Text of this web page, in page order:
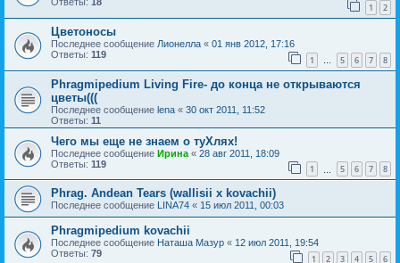
1 2
Цветоносы
Последнее сообщение Лионелла « 01 янв 2012, 17:16
Ответы: 119 1 … 5 6 7 8
Phragmipedium Living Fire- до конца не открываются
цветы(((
Последнее сообщение lena « 30 окт 2011, 11:52
Ответы: 11
Чего мы еще не знаем о туХлях!
Последнее сообщение Ирина « 28 авг 2011, 18:09
Ответы: 119 1 5 6 7 8
Phrag. Andean Tears (wallisii x kovachii)
Последнее сообщение LINA74 « 15 июл 2011, 00:03
Phragmipedium kovachii
Последнее сообщение Наташа Мазур « 12 июл 2011, 19:54
Ответы: 79 1 2 3 4 5 6